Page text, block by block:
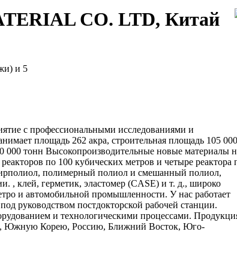
CO. LTD, Китай
и 5
с профессиональными исследованиями и
площадь 262 акра, строительная площадь 105 000
000 тонн Высокопроизводительные новые материалы
по 100 кубических метров и четыре реактора
полимерный полиол и смешанный полиол,
, клей, герметик, эластомер (CASE) и т. д., широко
и автомобильной промышленности. У нас работает
руководством постдокторской рабочей станции.
и технологическими процессами.
Южную Корею, Россию, Ближний Восток, Юго-